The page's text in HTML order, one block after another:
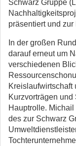
Schwarz Gruppe
präsentiert und
In der großen
darauf erneut um
verschiedenen
Kreislaufwirtschaft
Kurzvorträgen
Hauptrolle.
des zur Schwarz